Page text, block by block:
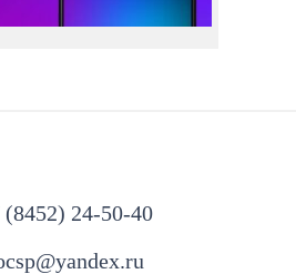
(8452) 24-50-40